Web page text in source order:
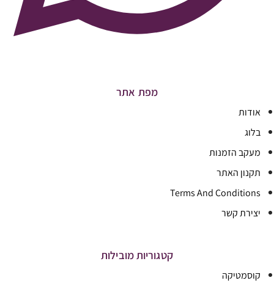
מפת אתר
אודות
בלוג
מעקב הזמנות
תקנון האתר
Terms And Conditions
יצירת קשר
קטגוריות מובילות
קוסמטיקה